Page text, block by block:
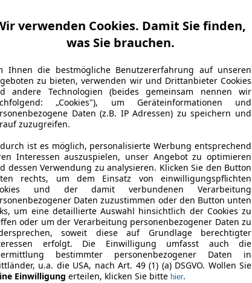
verwenden Cookies. Damit Sie finden,
was Sie brauchen.
Ihnen die bestmögliche Benutzererfahrung auf unseren
zu bieten, verwenden wir und Drittanbieter Cookies
andere Technologien (beides gemeinsam nennen wir
„Cookies"), um Geräteinformationen und
Daten (z.B. IP Adressen) zu speichern und
zuzugreifen.
ist es möglich, personalisierte Werbung entsprechend
Interessen auszuspielen, unser Angebot zu optimieren
dessen Verwendung zu analysieren. Klicken Sie den Button
rechts, um dem Einsatz von einwilligungspflichten
und der damit verbundenen Verarbeitung
Daten zuzustimmen oder den Button unten
um eine detaillierte Auswahl hinsichtlich der Cookies zu
oder um der Verarbeitung personenbezogener Daten zu
soweit diese auf Grundlage berechtigter
erfolgt. Die Einwilligung umfasst auch die
bestimmter personenbezogener Daten in
u.a. die USA, nach Art. 49 (1) (a) DSGVO. Wollen Sie
Einwilligung erteilen, klicken Sie bitte hier.